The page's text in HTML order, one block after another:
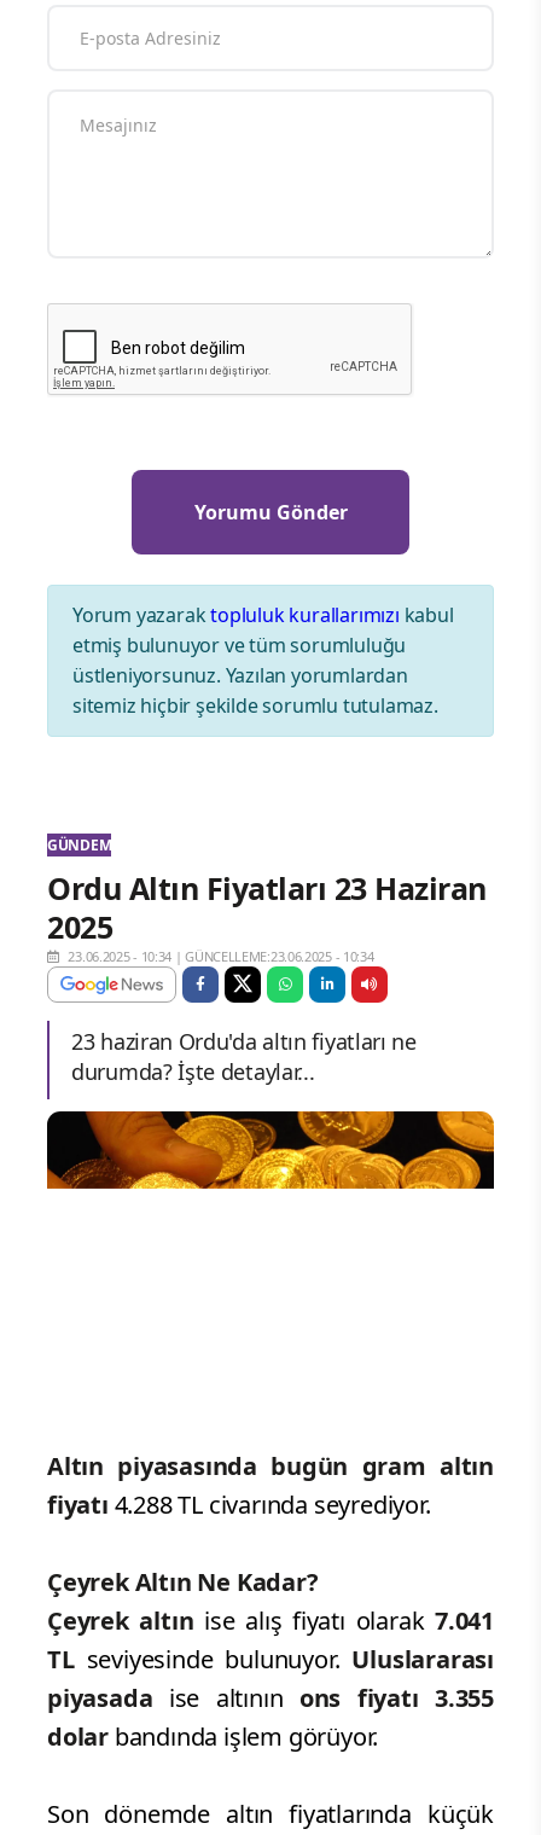
Yorum yazaraktopluluk kurallarımızı kabul
etmiş bulunuyor ve tüm sorumluluğu
üstleniyorsunuz. Yazılan yorumlardan
sitemiz hiçbir şekilde sorumlu tutulamaz.
GÜNDEM
Ordu Altın Fiyatları 23 Haziran
2025
23.06.2025 - 10:34 |GÜNCELLEME:23.06.2025 - 10:34
23 haziran Ordu'da altın fiyatları ne
durumda? İşte detaylar...
Altın piyasasında bugün gram altın
fiyatı 4.288 TL civarında seyrediyor.
Çeyrek Altın Ne Kadar?
Çeyrek altın ise alış fiyatı olarak 7.041
TLseviyesinde bulunuyor. Uluslararası
piyasada ise altının ons fiyatı 3.355
dolar bandında işlem görüyor.
Son dönemde altın fiyatlarında küçük